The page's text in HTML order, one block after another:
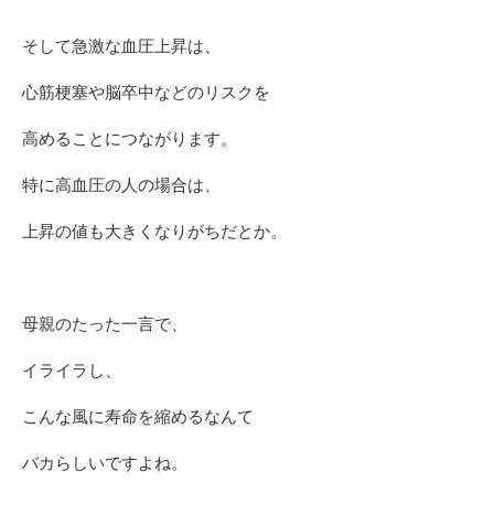
そして急激な血圧上昇は、
心筋梗塞や脳卒中などのリスクを
高めることにつながります。
特に高血圧の人の場合は、
上昇の値も大きくなりがちだとか。
母親のたった一言で、
イライラし、
こんな風に寿命を縮めるなんて
バカらしいですよね。